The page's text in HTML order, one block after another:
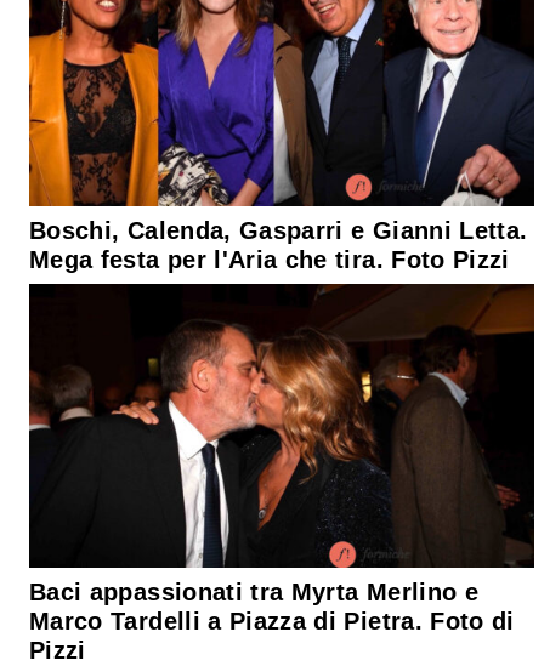
Boschi, Calenda, Gasparri e Gianni Letta.
Mega festa per l'Aria che tira. Foto Pizzi
Baci appassionati tra Myrta Merlino e
Marco Tardelli a Piazza di Pietra. Foto di
Pizzi